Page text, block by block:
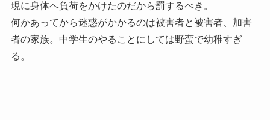
現に身体へ負荷をかけたのだから罰するべき。
何かあってから迷惑がかかるのは被害者と被害者、加害
者の家族。中学生のやることにしては野蛮で幼稚すぎ
る。